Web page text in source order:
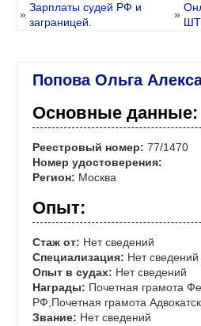
»
Зарплаты судей РФ и
заграницей.
»
Попова Ольга
Основные данные:
Реестровый номер: 77/1470
Номер удостоверения:
Регион: Москва
Опыт:
Стаж от: Нет сведений
Специализация: Нет сведений
Опыт в судах: Нет сведений
Награды: Почетная грамота
РФ,Почетная грамота
Звание: Нет сведений